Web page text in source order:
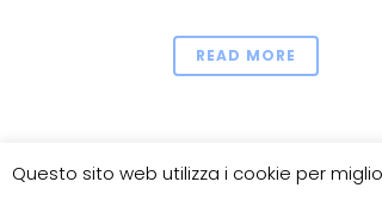
READ MORE
Questo sito web utilizza i cookie per